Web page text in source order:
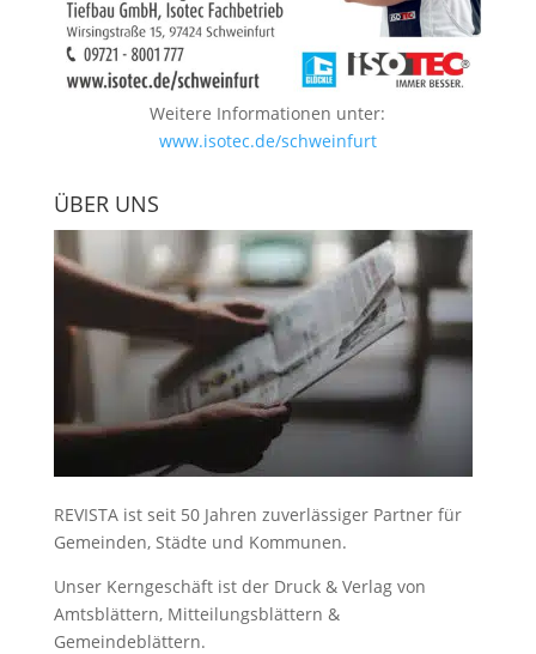
Weitere Informationen unter:
www.isotec.de/schweinfurt
ÜBER UNS
REVISTA ist seit 50 Jahren zuverlässiger Partner für
Gemeinden, Städte und Kommunen.
Unser Kerngeschäft ist der Druck & Verlag von
Amtsblättern, Mitteilungsblättern &
Gemeindeblättern.